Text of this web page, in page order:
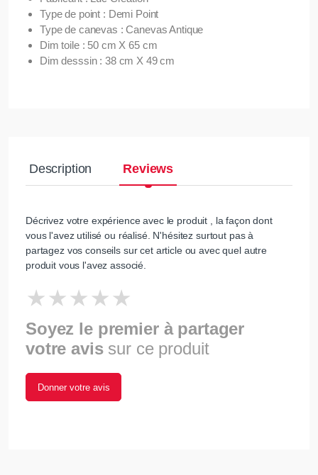
Type de point : Demi Point
Type de canevas : Canevas Antique
Dim toile : 50 cm X 65 cm
Dim desssin : 38 cm X 49 cm
Description Reviews
Décrivez votre expérience avec le produit , la façon dont
vous l'avez utilisé ou réalisé. N'hésitez surtout pas à
partagez vos conseils sur cet article ou avec quel autre
produit vous l'avez associé.
Soyez le premier à partager
votre avis sur ce produit
Donner votre avis